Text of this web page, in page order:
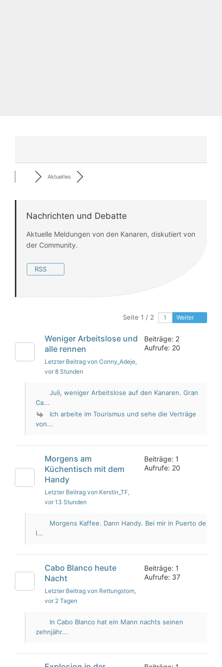
Aktuelles
Nachrichten und Debatte
Aktuelle Meldungen von den Kanaren, diskutiert von
der Community.
RSS
Seite 1 / 2 Weiter
Weniger Arbeitslose und
alle rennen
Letzter Beitrag von Conny_Adeje,
vor 8 Stunden
Beiträge: 2
Aufrufe: 20
Juli, weniger Arbeitslose auf den Kanaren. Gran
Ca...
Ich arbeite im Tourismus und sehe die Verträge
von...
Morgens am
Küchentisch mit dem
Handy
Letzter Beitrag von Kerstin_TF,
vor 13 Stunden
Beiträge: 1
Aufrufe: 20
Morgens Kaffee. Dann Handy. Bei mir in Puerto de
l...
Cabo Blanco heute
Nacht
Letzter Beitrag von Rettungstom,
vor 2 Tagen
Beiträge: 1
Aufrufe: 37
In Cabo Blanco hat ein Mann nachts seinen
zehnjähr...